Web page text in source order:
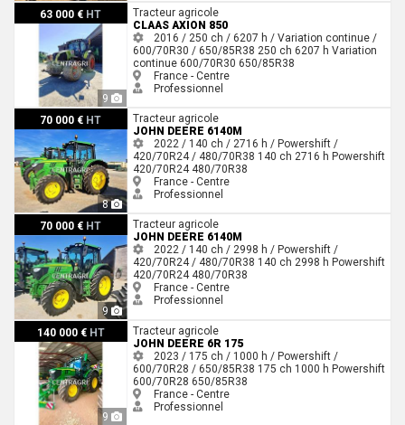
63 000 € HT
9
Claas AXION 850
Tracteur agricole
CLAAS AXION 850
2016 / 250 ch / 6207 h / Variation continue /
600/70R30 / 650/85R38 250 ch 6207 h Variation
continue 600/70R30 650/85R38
France - Centre
Professionnel
70 000 € HT
8
John Deere 6140M
Tracteur agricole
JOHN DEERE 6140M
2022 / 140 ch / 2716 h / Powershift /
420/70R24 / 480/70R38 140 ch 2716 h Powershift
420/70R24 480/70R38
France - Centre
Professionnel
70 000 € HT
9
John Deere 6140M
Tracteur agricole
JOHN DEERE 6140M
2022 / 140 ch / 2998 h / Powershift /
420/70R24 / 480/70R38 140 ch 2998 h Powershift
420/70R24 480/70R38
France - Centre
Professionnel
140 000 € HT
9
John Deere 6R 175
Tracteur agricole
JOHN DEERE 6R 175
2023 / 175 ch / 1000 h / Powershift /
600/70R28 / 650/85R38 175 ch 1000 h Powershift
600/70R28 650/85R38
France - Centre
Professionnel